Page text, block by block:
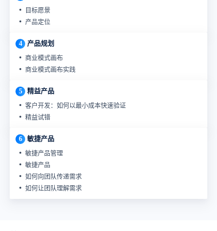
目标愿景
产品定位
4
产品规划
商业模式画布
商业模式画布实践
5
精益产品
客户开发：如何以最小成本快速验证
精益试错
6
敏捷产品
敏捷产品管理
敏捷产品
如何向团队传递需求
如何让团队理解需求